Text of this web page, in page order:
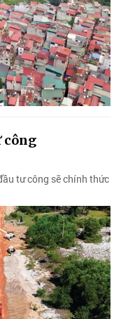
công
tư công sẽ chính thức